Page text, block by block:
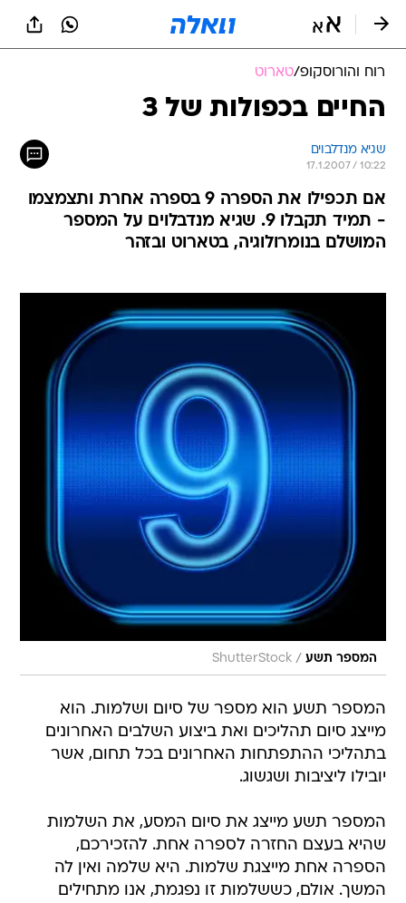
רוח והורוסקופ/טארוט
החיים בכפולות של 3
שגיא מנדלבוים
17.1.2007 / 10:22
אם תכפילו את הספרה 9 בספרה אחרת ותצמצמו
- תמיד תקבלו 9. שגיא מנדבלוים על המספר
המושלם בנומרולוגיה, בטארוט ובזהר
המספר תשע /
ShutterStock
המספר תשע הוא מספר של סיום ושלמות. הוא
מייצג סיום תהליכים ואת ביצוע השלבים האחרונים
בתהליכי ההתפתחות האחרונים בכל תחום, אשר
יובילו ליציבות ושגשוג.
המספר תשע מייצג את סיום המסע, את השלמות
שהיא בעצם החזרה לספרה אחת. להזכירכם,
הספרה אחת מייצגת שלמות. היא שלמה ואין לה
המשך. אולם, כששלמות זו נפגמת, אנו מתחילים